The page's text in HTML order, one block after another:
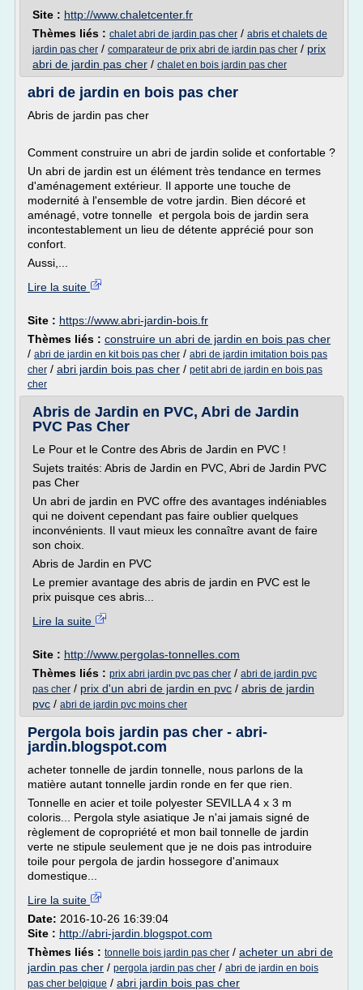
Site : http://www.chaletcenter.fr
Thèmes liés : chalet abri de jardin pas cher / abris et chalets de
jardin pas cher / comparateur de prix abri de jardin pas cher / prix
abri de jardin pas cher / chalet en bois jardin pas cher
abri de jardin en bois pas cher
Abris de jardin pas cher
Comment construire un abri de jardin solide et confortable ?
Un abri de jardin est un élément très tendance en termes
d'aménagement extérieur. Il apporte une touche de
modernité à l'ensemble de votre jardin. Bien décoré et
aménagé, votre tonnelle et pergola bois de jardin sera
incontestablement un lieu de détente apprécié pour son
confort.
Aussi,...
Lire la suite
Site : https://www.abri-jardin-bois.fr
Thèmes liés : construire un abri de jardin en bois pas cher
/ abri de jardin en kit bois pas cher / abri de jardin imitation bois pas
cher / abri jardin bois pas cher / petit abri de jardin en bois pas
cher
Abris de Jardin en PVC, Abri de Jardin
PVC Pas Cher
Le Pour et le Contre des Abris de Jardin en PVC !
Sujets traités: Abris de Jardin en PVC, Abri de Jardin PVC
pas Cher
Un abri de jardin en PVC offre des avantages indéniables
qui ne doivent cependant pas faire oublier quelques
inconvénients. Il vaut mieux les connaître avant de faire
son choix.
Abris de Jardin en PVC
Le premier avantage des abris de jardin en PVC est le
prix puisque ces abris...
Lire la suite
Site : http://www.pergolas-tonnelles.com
Thèmes liés : prix abri jardin pvc pas cher / abri de jardin pvc
pas cher / prix d'un abri de jardin en pvc / abris de jardin
pvc / abri de jardin pvc moins cher
Pergola bois jardin pas cher - abri-
jardin.blogspot.com
acheter tonnelle de jardin tonnelle, nous parlons de la
matière autant tonnelle jardin ronde en fer que rien.
Tonnelle en acier et toile polyester SEVILLA 4 x 3 m
coloris... Pergola style asiatique Je n'ai jamais signé de
règlement de copropriété et mon bail tonnelle de jardin
verte ne stipule seulement que je ne dois pas introduire
toile pour pergola de jardin hossegore d'animaux
domestique...
Lire la suite
Date: 2016-10-26 16:39:04
Site : http://abri-jardin.blogspot.com
Thèmes liés : tonnelle bois jardin pas cher / acheter un abri de
jardin pas cher / pergola jardin pas cher / abri de jardin en bois
pas cher belgique / abri jardin bois pas cher